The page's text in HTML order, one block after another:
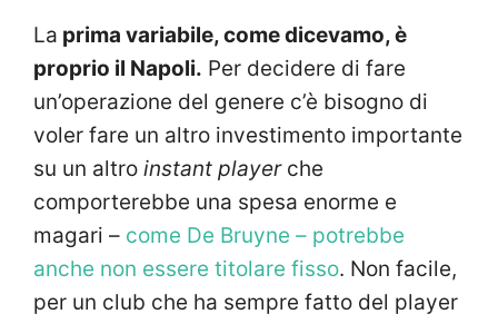
La prima variabile, come dicevamo, è
proprio il Napoli. Per decidere di fare
un’operazione del genere c’è bisogno di
voler fare un altro investimento importante
su un altro instant playerche
comporterebbe una spesa enorme e
magari – come De Bruyne – potrebbe
anche non essere titolare fisso. Non facile,
per un club che ha sempre fatto del player